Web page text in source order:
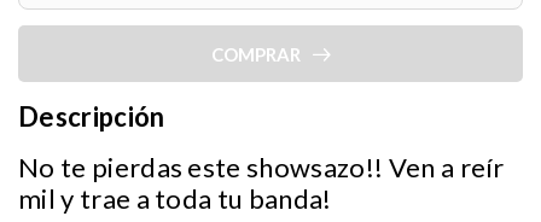
COMPRAR
Descripción
No te pierdas este showsazo!! Ven a reír
mil y trae a toda tu banda!